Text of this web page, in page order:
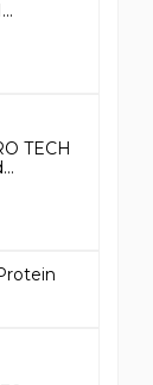
TECH